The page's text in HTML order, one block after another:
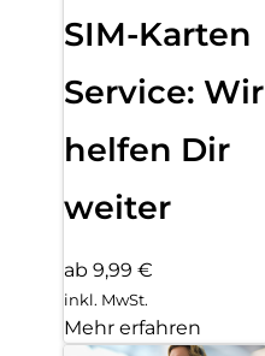
SIM-Karten
Service: Wir
helfen Dir
weiter
ab 9,99 €
inkl. MwSt.
Mehr erfahren